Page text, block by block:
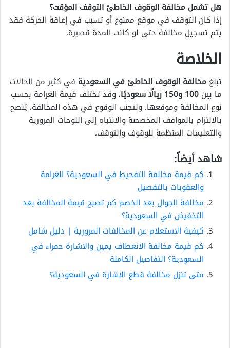
هل تشمل مخالفة الوقوف الخاطئ التوقف المؤقت؟
إذا كان التوقف في موقع ممنوع أو تسبب في إعاقة الحركة فقد
يتم تسجيل مخالفة حتى لو كانت المدة قصيرة.
الخلاصة
تبلغ مخالفة الوقوف الخاطئ في السعودية في كثير من الحالات
ما بين 100 و150 ريالًا سعوديًا
، وقد تختلف قيمة الغرامة بحسب
نوع المخالفة وموقعها. ولتجنب الوقوع في هذه المخالفة، يُنصح
بالالتزام بالمواقف المخصصة والانتباه إلى اللوحات المرورية
والتعليمات المنظمة للوقوف والتوقف.
شاهد أيضاً:
كم قيمة مخالفة التفحيط في السعودية؟ الغرامة
والعقوبات بالتفصيل
مخالفة الجوال بعد الخصم كم تصبح قيمة المخالفة بعد
التخفيض في السعودية؟
كيفية الاستعلام عن المخالفات المرورية | دليل شامل
كم قيمة مخالفة الانعطاف يمين والاشارة حمراء في
السعودية؟ التفاصيل الكاملة
متى تنزل مخالفة قطع الإشارة في السعودية؟